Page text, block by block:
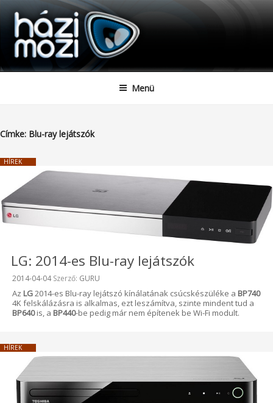
Tartalomhoz
HAZIMOZI
Menü
Címke: Blu-ray lejátszók
HÍREK
LG: 2014-es Blu-ray lejátszók
Beküldve:
2014-04-04Szerző: GURU
Az LG2014-es Blu-ray lejátszó kínálatának csúcskészüléke a BP740
4K felskálázásra is alkalmas, ezt leszámítva, szinte mindent tud a
BP640is, a BP440-be pedig már nem építenek be Wi-Fi modult.
HÍREK